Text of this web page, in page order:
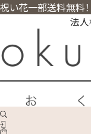
祝い花一部送料無料
法人